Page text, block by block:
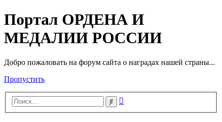
Портал ОРДЕНА И
МЕДАЛИИ РОССИИ
Добро пожаловать на форум сайта о наградах нашей страны...
Пропустить
Поиск